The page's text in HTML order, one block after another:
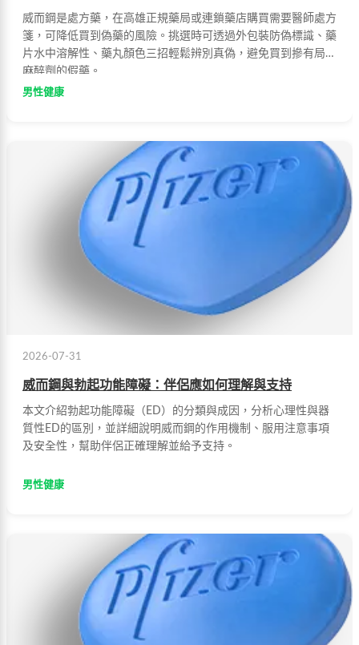
威而鋼是處方藥，在高雄正規藥局或連鎖藥店購買需要醫師處方
箋，可降低買到偽藥的風險。挑選時可透過外包裝防偽標識、藥
片水中溶解性、藥丸顏色三招輕鬆辨別真偽，避免買到摻有局部
麻醉劑的假藥。
男性健康
2026-07-31
威而鋼與勃起功能障礙：伴侶應如何理解與支持
本文介紹勃起功能障礙（ED）的分類與成因，分析心理性與器
質性ED的區別，並詳細說明威而鋼的作用機制、服用注意事項
及安全性，幫助伴侶正確理解並給予支持。
男性健康